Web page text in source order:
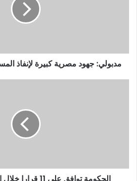
مدبولي: جهود مصرية كبيرة لإنفاذ